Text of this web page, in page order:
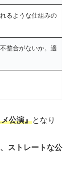
るような仕組みの
整合がないか。適
公演』となり
ストレートな公